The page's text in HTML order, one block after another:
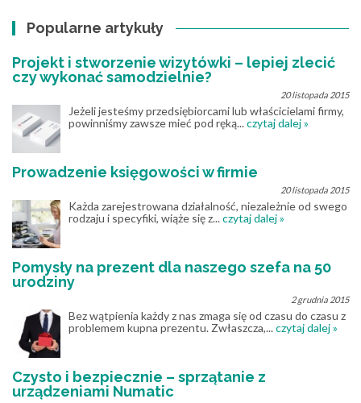
Popularne artykuły
Projekt i stworzenie wizytówki – lepiej zlecić
czy wykonać samodzielnie?
20 listopada 2015
Jeżeli jesteśmy przedsiębiorcami lub właścicielami firmy,
powinniśmy zawsze mieć pod ręką...czytaj dalej »
Prowadzenie księgowości w firmie
20 listopada 2015
Każda zarejestrowana działalność, niezależnie od swego
rodzaju i specyfiki, wiąże się z...czytaj dalej »
Pomysły na prezent dla naszego szefa na 50
urodziny
2 grudnia 2015
Bez wątpienia każdy z nas zmaga się od czasu do czasu z
problemem kupna prezentu. Zwłaszcza,...czytaj dalej »
Czysto i bezpiecznie – sprzątanie z
urządzeniami Numatic